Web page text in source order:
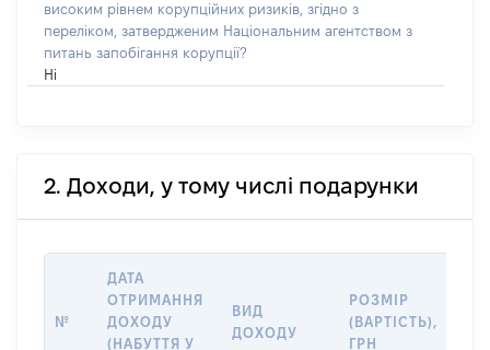
високим рівнем корупційних ризиків, згідно з
переліком, затвердженим Національним агентством з
питань запобігання корупції?
Ні
2. Доходи, у тому числі подарунки
№
ДАТА
ОТРИМАННЯ
ДОХОДУ
(НАБУТТЯ У
ВИД
ДОХОДУ
РОЗМІР
(ВАРТІСТЬ),
ГРН